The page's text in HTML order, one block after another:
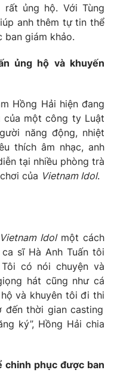
không có sự chấp
khi phát hành lại
ủng hộ. Với Tùng
anh thêm tự tin thể
ban giám khảo.
ủng hộ và khuyến
Hồng Hải hiện đang
của một công ty Luật
năng động, nhiệt
thích âm nhạc, anh
tại nhiều phòng trà
của Vietnam Idol.
Vietnam Idolmột cách
sĩ Hà Anh Tuấn tôi
có nói chuyện và
hát cũng như cá
và khuyên tôi đi thi
thời gian casting
ký”, Hồng Hải chia
chinh phục được ban